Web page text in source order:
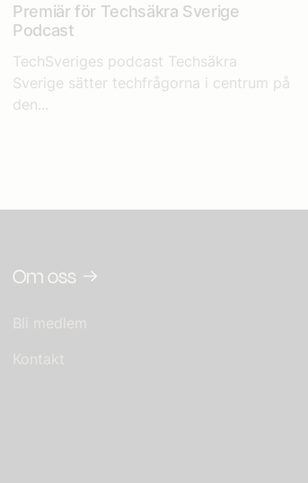
Premiär för Techsäkra Sverige
Podcast
TechSveriges podcast Techsäkra
Sverige sätter techfrågorna i centrum på
den...
Om oss
Bli medlem
Kontakt